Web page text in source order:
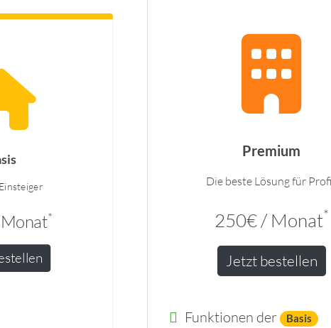
*
Premium
Die beste Lösung für
250€ / Monat*
Jetzt bestellen
Funktionen der Basis